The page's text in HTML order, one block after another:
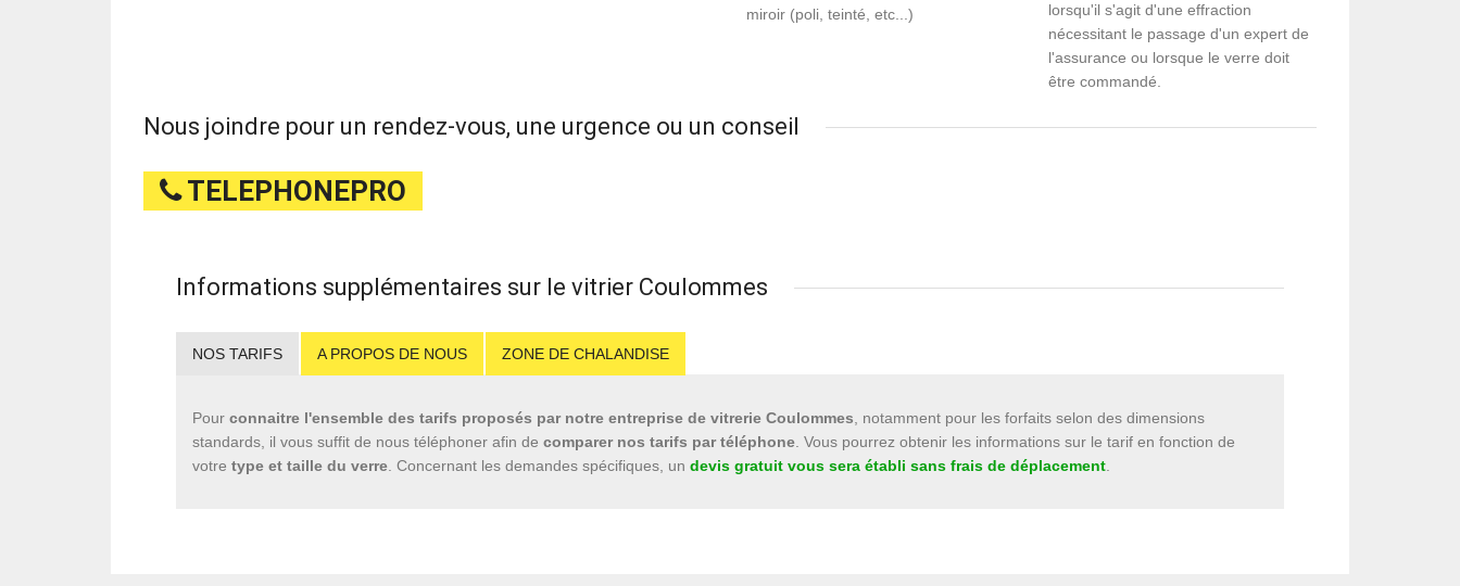
miroir (poli, teinté, etc...)
lorsqu'il s'agit d'une effraction
nécessitant le passage d'un expert de
l'assurance ou lorsque le verre doit
être commandé.
Nous joindre pour un rendez-vous, une urgence ou un conseil
TELEPHONEPRO
Informations supplémentaires sur le vitrier Coulommes
NOS TARIFS A PROPOS DE NOUS ZONE DE CHALANDISE
Pour connaitre l'ensemble des tarifs proposés par notre entreprise de vitrerie Coulommes, notamment pour les forfaits selon des dimensions
standards, il vous suffit de nous téléphoner afin de comparer nos tarifs par téléphone. Vous pourrez obtenir les informations sur le tarif en fonction de
votre type et taille du verre. Concernant les demandes spécifiques, un devis gratuit vous sera établi sans frais de déplacement.